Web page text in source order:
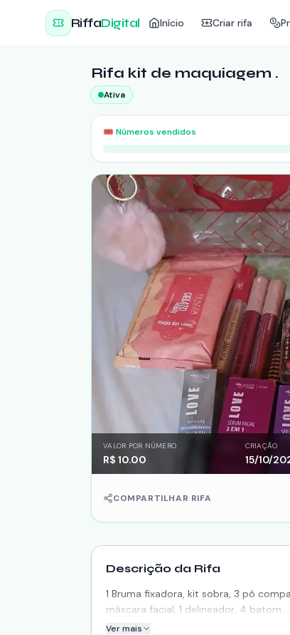
RiffaDigital Início Criar rifa
Rifa kit de maquiagem .
Ativa
🎟️ Números vendidos
VALOR POR NÚMERO
R$ 10.00
CRIAÇÃO
15/10/
COMPARTILHAR RIFA
Descrição da Rifa
1 Bruma fixadora, kit sobra, 3 pó
máscara facial, 1 delineador, 4 batom .
Ver mais